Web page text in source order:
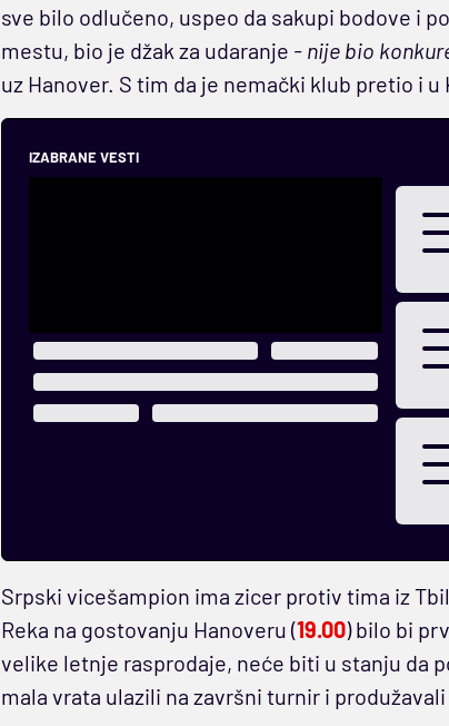
sve bilo odlučeno, uspeo da sakupi bodove i
mestu, bio je džak za udaranje - nije bio
uz Hanover. S tim da je nemački klub pretio i
IZABRANE VESTI
Srpski vicešampion ima zicer protiv tima iz
Reka na gostovanju Hanoveru (19.00) bilo bi
velike letnje rasprodaje, neće biti u stanju da
mala vrata ulazili na završni turnir i